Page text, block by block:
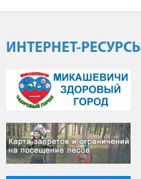
ИНТЕРНЕТ-РЕСУРСЫ